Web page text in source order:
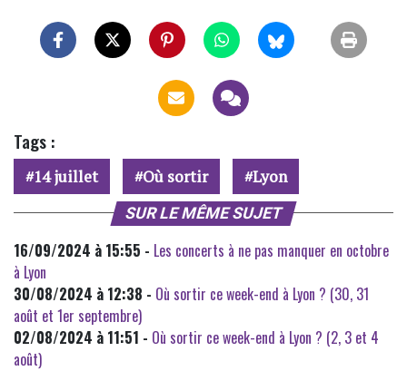
Tags :
14 juillet Où sortir Lyon
SUR LE MÊME SUJET
16/09/2024 à 15:55 - Les concerts à ne pas manquer en octobre
à Lyon
30/08/2024 à 12:38 - Où sortir ce week-end à Lyon ? (30, 31
août et 1er septembre)
02/08/2024 à 11:51 - Où sortir ce week-end à Lyon ? (2, 3 et 4
août)